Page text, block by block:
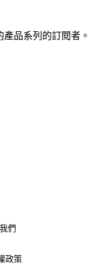
品系列的訂閱者。
們
政策